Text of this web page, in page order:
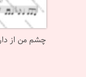
چشم من از